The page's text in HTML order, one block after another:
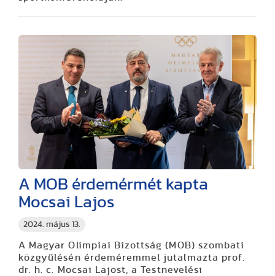
2024. május 13.
A MOB érdemérmét kapta
Mocsai Lajos
A Magyar Olimpiai Bizottság (MOB) szombati
közgyűlésén érdeméremmel jutalmazta prof.
dr. h. c. Mocsai Lajost, a Testnevelési